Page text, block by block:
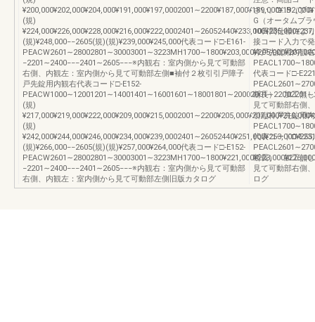
(規)
(規)¥248,000−−2605(規)(規)¥239,000¥245,000代表コード□-E161-
−2201∼2400−−−2401∼2605−−−※内観右：室内側から見て可動部
右側、内観左：室内側から見て可動部左側■袖付２枚引引戸障子
戸先錠用内観右代表コード□-E152-
(規)
(規)
(規)¥266,000−−2605(規)(規)¥257,000¥264,000代表コード□-E152-
−2201∼2400−−−2401∼2605−−−※内観右：室内側から見て可動部
右側、内観左：室内側から見て可動部左側旧版カタログ
さい。□…B（ブ
G（オータムブ
10日間仕様によ
接コード入力で
枠戸先錠用内観
代表コード□-
断長） 加工無し
見て可動部右側
引縦枠戸先錠用
代表コード□-
断長） 加工無し
見て可動部右側
ログ